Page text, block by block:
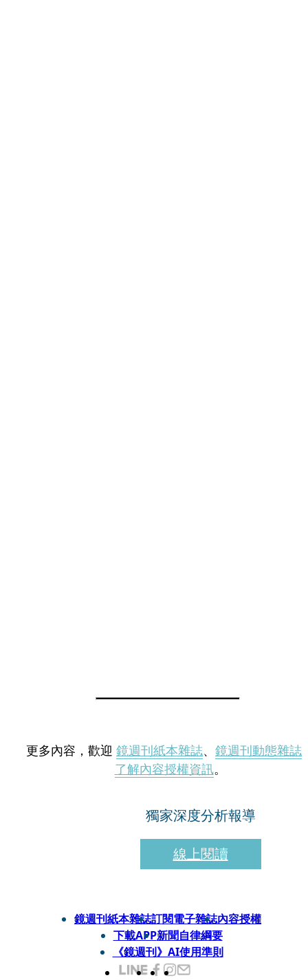
更多內容，歡迎 鏡週刊紙本雜誌、 鏡週刊動態雜誌
了解內容授權資訊。
獨家深度分析報導
線上閱讀
鏡週刊紙本雜誌訂閱電子雜誌內容授權
下載APP新聞自律綱要
《鏡週刊》AI使用準則